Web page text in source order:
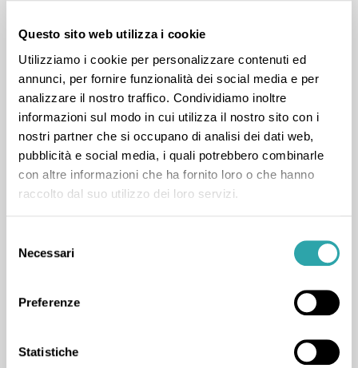
Questo sito web utilizza i cookie
Utilizziamo i cookie per personalizzare contenuti ed
annunci, per fornire funzionalità dei social media e per
analizzare il nostro traffico. Condividiamo inoltre
informazioni sul modo in cui utilizza il nostro sito con i
nostri partner che si occupano di analisi dei dati web,
pubblicità e social media, i quali potrebbero combinarle
con altre informazioni che ha fornito loro o che hanno
raccolto dal suo utilizzo dei loro servizi.
delNecessari
Preferenze
Statistiche
qualsiasi loro dubbio o per fornire qualsivoglia
consiglio, e sono molto flessibile con gli orari delle mie
lezioni.
18 voti positivi e 8 recensioni